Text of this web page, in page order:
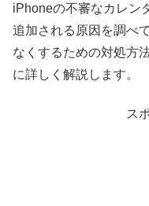
iPhoneの不審なカレン
追加される原因を調べ
なくするための対処方
に詳しく解説します。
ス